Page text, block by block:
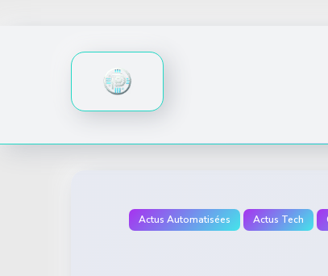
Actus Automatisées Actus Tech